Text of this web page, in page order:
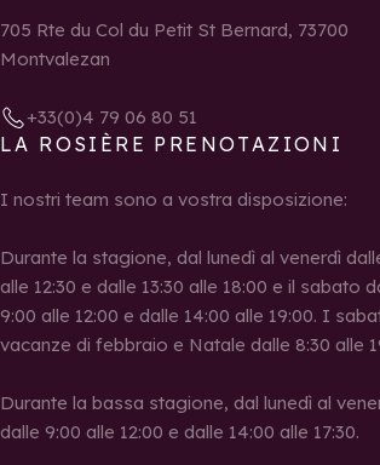
705 Rte du Col du Petit St Bernard, 73700
Montvalezan
+33(0)4 79 06 80 51
LA ROSIÈRE PRENOTAZIONI
I nostri team sono a vostra disposizione:
Durante la stagione, dal lunedì al venerdì
alle 12:30 e dalle 13:30 alle 18:00 e il sabato
9:00 alle 12:00 e dalle 14:00 alle 19:00. I
vacanze di febbraio e Natale dalle 8:30 alle
Durante la bassa stagione, dal lunedì al
dalle 9:00 alle 12:00 e dalle 14:00 alle 17:30.